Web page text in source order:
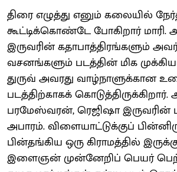
திரை எழுத்து எனும் கலையில்
கூட்டிக்கொண்டே போகிறார் மாரி.
இருவரின் கதாபாத்திரங்களும்
வசனங்களும் படத்தின் மிக
துருவ் அவரது வாழ்நாளுக்கான
படத்திற்காகக்
பரமேஸ்வரன், ரெஜிஷா இருவரின்
அபாரம். விளையாட்டுக்குப்
பின்தங்கிய ஒரு கிராமத்தில்
இளைஞன் முன்னேறிப் பெயர்